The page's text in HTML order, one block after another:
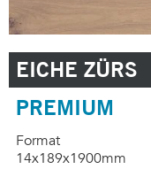
EICHE ZÜRS
PREMIUM
Format
14x189x1900mm